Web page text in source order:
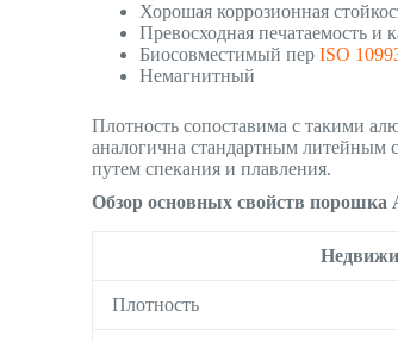
Хорошая коррозионная
Превосходная печатаемость и
Биосовместимый перISO
Немагнитный
Плотность сопоставима с такими
аналогична стандартным литейным
путем спекания и плавления.
Обзор основных свойств порошка
Плотность